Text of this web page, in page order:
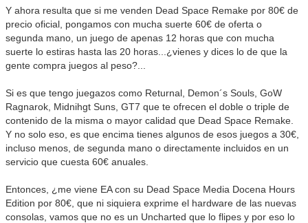
Y ahora resulta que si me venden Dead Space Remake por 80€ de
precio oficial, pongamos con mucha suerte 60€ de oferta o
segunda mano, un juego de apenas 12 horas que con mucha
suerte lo estiras hasta las 20 horas...¿vienes y dices lo de que la
gente compra juegos al peso?...
Si es que tengo juegazos como Returnal, Demon´s Souls, GoW
Ragnarok, Midnihgt Suns, GT7 que te ofrecen el doble o triple de
contenido de la misma o mayor calidad que Dead Space Remake.
Y no solo eso, es que encima tienes algunos de esos juegos a 30€,
incluso menos, de segunda mano o directamente incluidos en un
servicio que cuesta 60€ anuales.
Entonces, ¿me viene EA con su Dead Space Media Docena Hours
Edition por 80€, que ni siquiera exprime el hardware de las nuevas
consolas, vamos que no es un Uncharted que lo flipes y por eso lo